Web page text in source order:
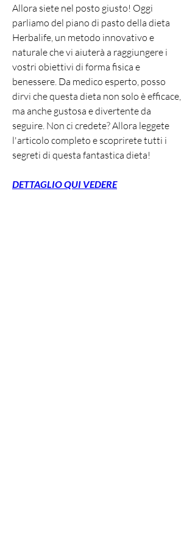
Allora siete nel posto giusto! Oggi
parliamo del piano di pasto della dieta
Herbalife, un metodo innovativo e
naturale che vi aiuterà a raggiungere i
vostri obiettivi di forma fisica e
benessere. Da medico esperto, posso
dirvi che questa dieta non solo è efficace,
ma anche gustosa e divertente da
seguire. Non ci credete? Allora leggete
l'articolo completo e scoprirete tutti i
segreti di questa fantastica dieta!
DETTAGLIO QUI VEDERE